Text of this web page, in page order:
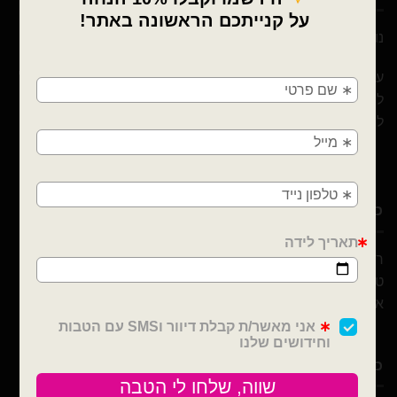
נוי עמיר – שיווק והפצה בלונים וציוד נלווה לצרכן ובסיטונאות
עם 10 שנות ניסיון ומבחר הבלונים הגדול והמובחר בארץ אנו נוכל
לספק לכם / לעצב לכם כל אירוע! מהקטן ועד לגדול! אנחנו כאן
ליצור לכם אירוע כפי בקשתכם
כתובת ויצירת קשר
רבי עקיבא 30, חולון
טלפון : 052-691-0722
אימייל :
כלים
משלוחים מהיום למחר!
חולון, בת ים, תל אביב, ראשון לציון, גבעתיים, רמת
גן, בני ברק, אזור, נס ציונה, רמלה, לוד, אשדוד, יבנה,